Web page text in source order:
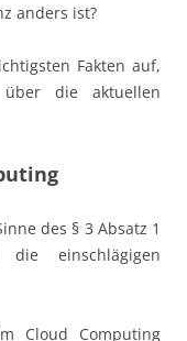
anders ist?
Fakten auf,
die aktuellen
des § 3 Absatz 1
einschlägigen
Cloud Computing